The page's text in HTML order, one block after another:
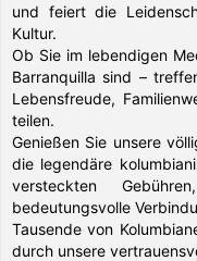
und feiert die
Kultur.
Ob Sie im lebendigen
Barranquilla sind –
Lebensfreude,
teilen.
Genießen Sie unsere
die legendäre
versteckten
bedeutungsvolle
Tausende von
durch unsere